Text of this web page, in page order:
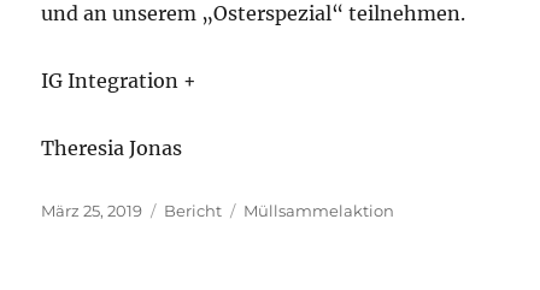
und an unserem „Osterspezial“ teilnehmen.
IG Integration +
Theresia Jonas
Veröffentlicht
März 25, 2019 Kategorien
Bericht Schlagwörter
Müllsammelaktion